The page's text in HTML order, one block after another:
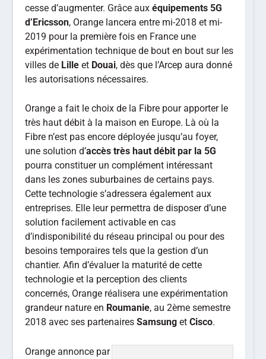
cesse d’augmenter. Grâce auxéquipements 5G
d’Ericsson, Orange lancera entre mi-2018 et mi-
2019 pour la première fois en France une
expérimentation technique de bout en bout sur les
villes de Lille et Douai, dès que l’Arcep aura donné
les autorisations nécessaires.
Orange a fait le choix de la Fibre pour apporter le
très haut débit à la maison en Europe. Là où la
Fibre n’est pas encore déployée jusqu’au foyer,
une solution d’accès très haut débit par la 5G
pourra constituer un complément intéressant
dans les zones suburbaines de certains pays.
Cette technologie s’adressera également aux
entreprises. Elle leur permettra de disposer d’une
solution facilement activable en cas
d’indisponibilité du réseau principal ou pour des
besoins temporaires tels que la gestion d’un
chantier. Afin d’évaluer la maturité de cette
technologie et la perception des clients
concernés, Orange réalisera une expérimentation
grandeur nature en Roumanie, au 2ème semestre
2018 avec ses partenairesSamsung etCisco.
Orange annonce par